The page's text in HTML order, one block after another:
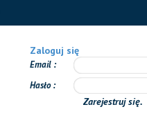
Zaloguj się
Email
Hasło
Zarejestruj się.